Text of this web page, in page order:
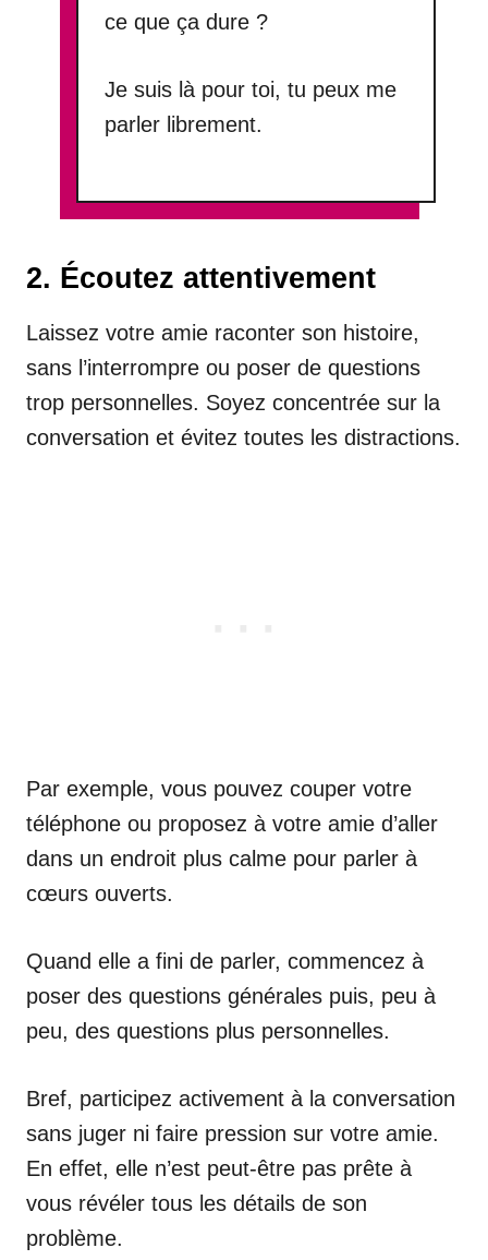
ce que ça dure ?
Je suis là pour toi, tu peux me
parler librement.
2. Écoutez attentivement
Laissez votre amie raconter son histoire,
sans l’interrompre ou poser de questions
trop personnelles. Soyez concentrée sur la
conversation et évitez toutes les distractions.
Par exemple, vous pouvez couper votre
téléphone ou proposez à votre amie d’aller
dans un endroit plus calme pour parler à
cœurs ouverts.
Quand elle a fini de parler, commencez à
poser des questions générales puis, peu à
peu, des questions plus personnelles.
Bref, participez activement à la conversation
sans juger ni faire pression sur votre amie.
En effet, elle n’est peut-être pas prête à
vous révéler tous les détails de son
problème.